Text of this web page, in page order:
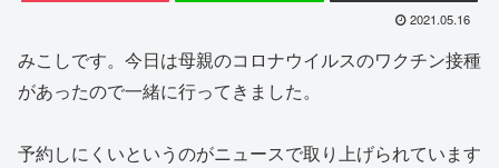
2021.05.16
みこしです。今日は母親のコロナウイルスのワクチン接種
があったので一緒に行ってきました。
予約しにくいというのがニュースで取り上げられています